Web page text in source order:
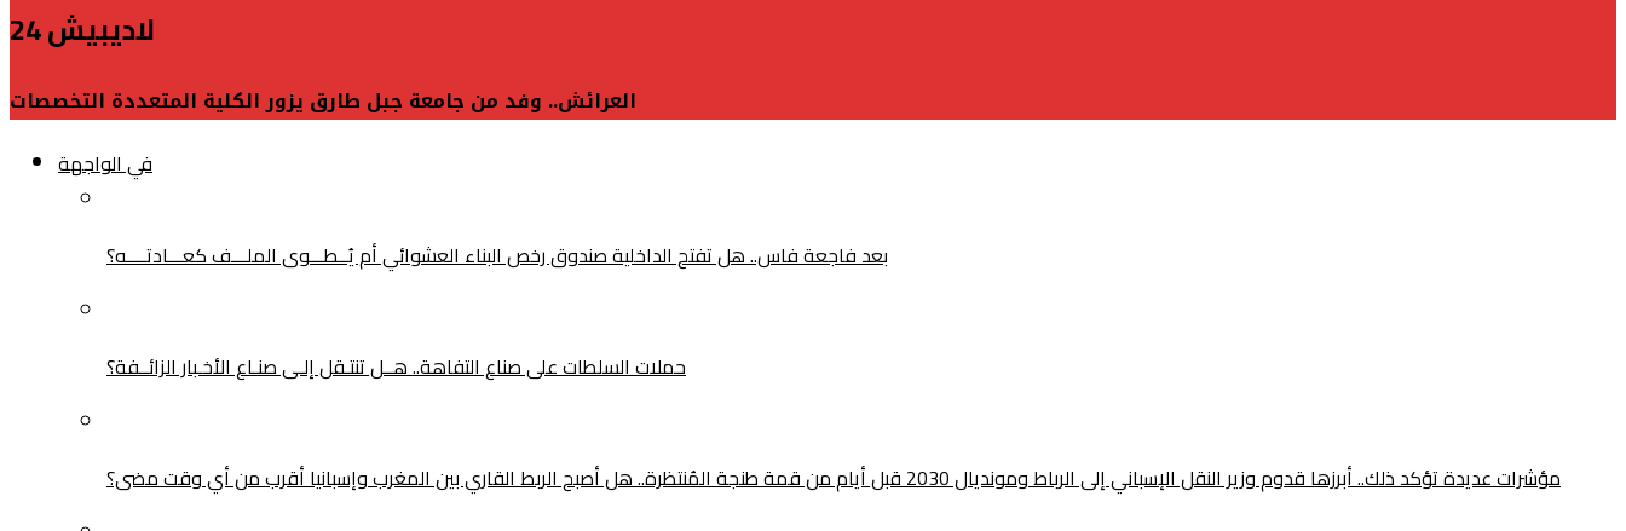
لاديبيش 24
العرائش.. وفد من جامعة جبل طارق يزور الكلية المتعددة التخصصات
في الواجهة
بعد فاجعة فاس.. هل تفتح الداخلية صندوق رخص البناء العشوائي أم يُــطـــوى الملـــف كعـــادتــــه؟
حملات السلطات على صناع التفاهة.. هــل تنتـقل إلـى صنـاع الأخـبار الزائــفة؟
مؤشرات عديدة تؤكد ذلك.. أبرزها قدوم وزير النقل الإسباني إلى الرباط ومونديال 2030 قبل أيام من قمة طنجة المُنتظرة.. هل أصبح الربط القاري بين المغرب وإسبانيا أقرب من أي وقت مضى؟